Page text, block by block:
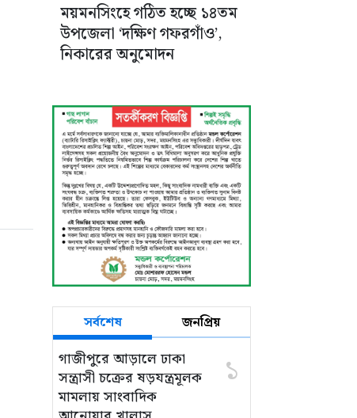
ময়মনসিংহে গঠিত হচ্ছে ১৪তম
উপজেলা ‘দক্ষিণ গফরগাঁও’,
নিকারের অনুমোদন
সর্বশেষ জনপ্রিয়
গাজীপুরে আড়ালে ঢাকা
সন্ত্রাসী চক্রের ষড়যন্ত্রমূলক
মামলায় সাংবাদিক
১